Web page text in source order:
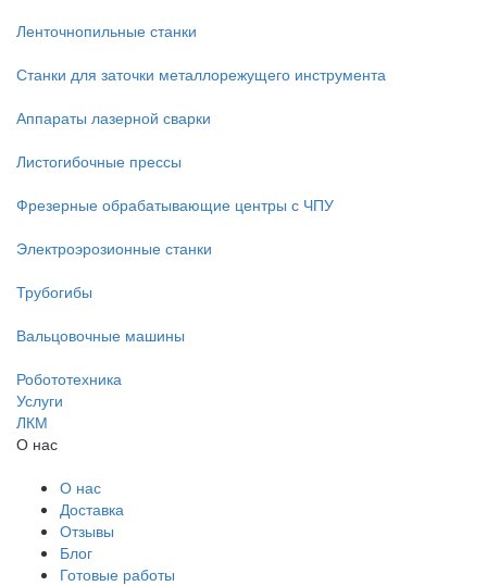
Ленточнопильные станки
Станки для заточки металлорежущего инструмента
Аппараты лазерной сварки
Листогибочные прессы
Фрезерные обрабатывающие центры с ЧПУ
Электроэрозионные станки
Трубогибы
Вальцовочные машины
Робототехника
Услуги
ЛКМ
О нас
О нас
Доставка
Отзывы
Блог
Готовые работы